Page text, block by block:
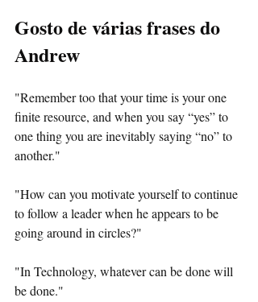
Gosto de várias frases do
Andrew
"Remember too that your time is your one
finite resource, and when you say “yes” to
one thing you are inevitably saying “no” to
another."
"How can you motivate yourself to continue
to follow a leader when he appears to be
going around in circles?"
"In Technology, whatever can be done will
be done."